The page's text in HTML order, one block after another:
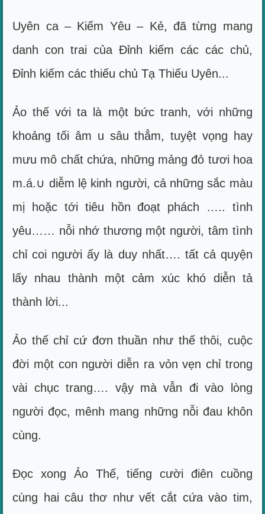
Uyên ca – Kiếm Yêu – Kẻ, đã từng mang
danh con trai của Đỉnh kiếm các các chủ,
Đỉnh kiếm các thiếu chủ Tạ Thiếu Uyên...
Ảo thế với ta là một bức tranh, với những
khoảng tối âm u sâu thẳm, tuyệt vọng hay
mưu mô chất chứa, những mảng đỏ tươi hoa
m.á.∪ diễm lệ kinh người, cả những sắc màu
mị hoặc tới tiêu hồn đoạt phách ….. tình
yêu…… nỗi nhớ thương một người, tâm tình
chỉ coi người ấy là duy nhất…. tất cả quyện
lấy nhau thành một cảm xúc khó diễn tả
thành lời...
Ảo thế chỉ cứ đơn thuần như thế thôi, cuộc
đời một con người diễn ra vỏn vẹn chỉ trong
vài chục trang…. vậy mà vẫn đi vào lòng
người đọc, mênh mang những nỗi đau khôn
cùng.
Đọc xong Ảo Thế, tiếng cười điên cuồng
cùng hai câu thơ như vết cắt cứa vào tim,